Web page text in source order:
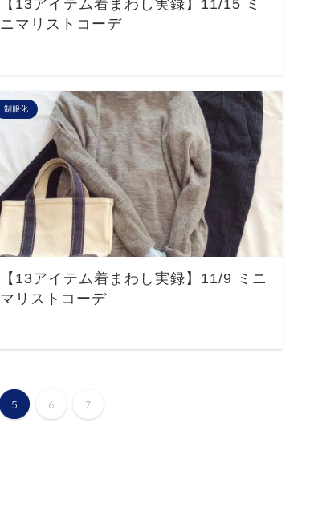
【13アイテム着まわし実録】11/15 ミ
ニマリストコーデ
制服化
【13アイテム着まわし実録】11/9 ミニ
マリストコーデ
5 6 7